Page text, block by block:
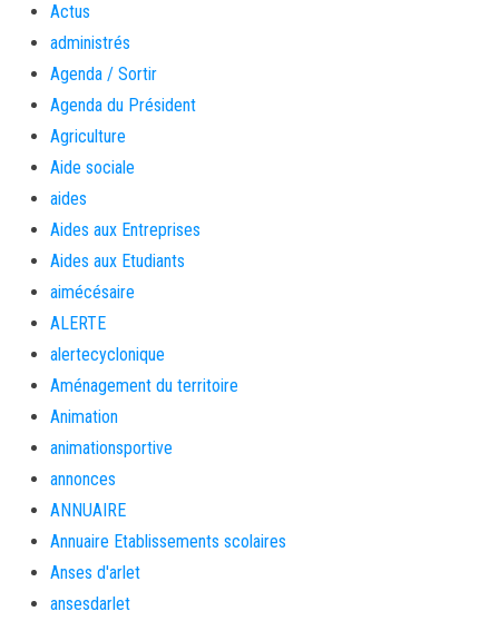
Actus
administrés
Agenda / Sortir
Agenda du Président
Agriculture
Aide sociale
aides
Aides aux Entreprises
Aides aux Etudiants
aimécésaire
ALERTE
alertecyclonique
Aménagement du territoire
Animation
animationsportive
annonces
ANNUAIRE
Annuaire Etablissements scolaires
Anses d'arlet
ansesdarlet